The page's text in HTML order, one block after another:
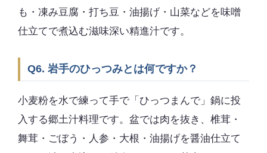
も・凍み豆腐・打ち豆・油揚げ・山菜などを味噌
仕立てで煮込む滋味深い精進汁です。
Q6. 岩手のひっつみとは何ですか？
小麦粉を水で練って手で「ひっつまんで」鍋に投
入する郷土汁料理です。盆では肉を抜き、椎茸・
舞茸・ごぼう・人参・大根・油揚げを醤油仕立て